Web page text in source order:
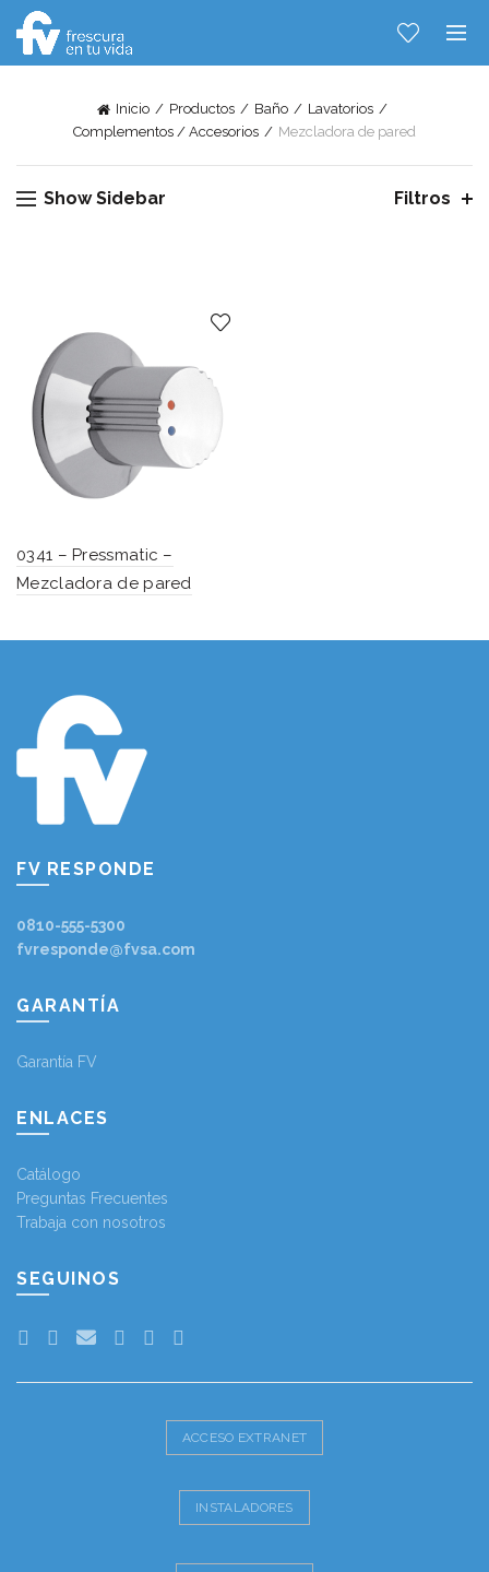
Inicio Productos Baño
Lavatorios
Complementos / Accesorios
Mezcladora de pared
Show Sidebar Filtros
0341 – Pressmatic –
Mezcladora de pared
FV RESPONDE
0810-555-5300
fvresponde@fvsa.com
GARANTÍA
Garantía FV
ENLACES
Catálogo
Preguntas Frecuentes
Trabaja con nosotros
SEGUINOS
ACCESO EXTRANET
INSTALADORES
Solo tenes que decirme: Hola